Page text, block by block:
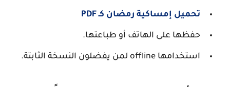
تحميل إمساكية رمضان كـ PDF
حفظها على الهاتف أو طباعتها.
استخدامها offline لمن يفضلون النسخة الثابتة.